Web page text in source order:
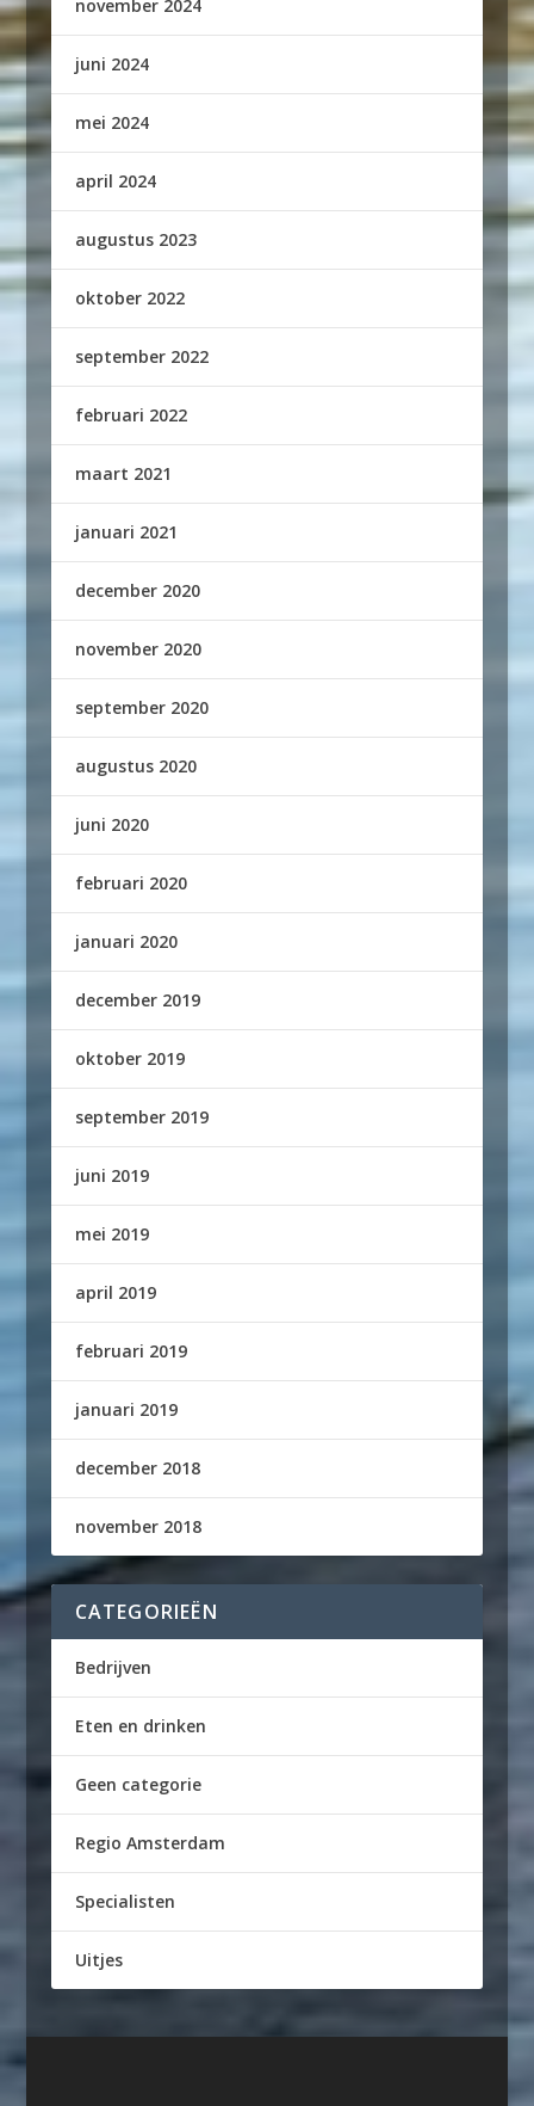
november 2024
juni 2024
mei 2024
april 2024
augustus 2023
oktober 2022
september 2022
februari 2022
maart 2021
januari 2021
december 2020
november 2020
september 2020
augustus 2020
juni 2020
februari 2020
januari 2020
december 2019
oktober 2019
september 2019
juni 2019
mei 2019
april 2019
februari 2019
januari 2019
december 2018
november 2018
CATEGORIEËN
Bedrijven
Eten en drinken
Geen categorie
Regio Amsterdam
Specialisten
Uitjes